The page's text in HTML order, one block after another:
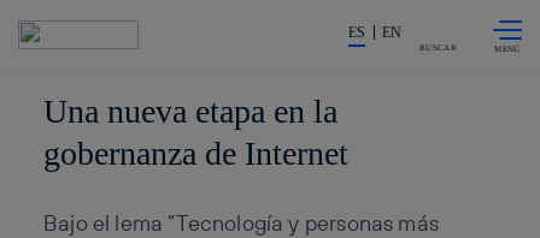
La acción en accionistas e
ES EN
BUSCAR
Una nueva etapa en la
gobernanza de Internet
Bajo el lema “Tecnología y personas más